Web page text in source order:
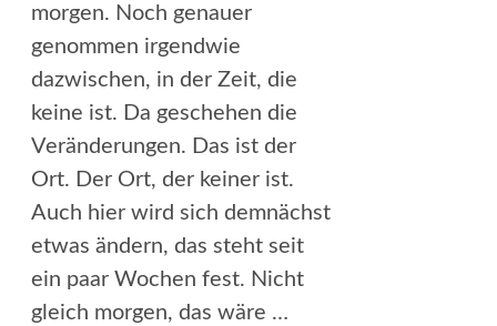
morgen. Noch genauer
genommen irgendwie
dazwischen, in der Zeit, die
keine ist. Da geschehen die
Veränderungen. Das ist der
Ort. Der Ort, der keiner ist.
Auch hier wird sich demnächst
etwas ändern, das steht seit
ein paar Wochen fest. Nicht
gleich morgen, das wäre …